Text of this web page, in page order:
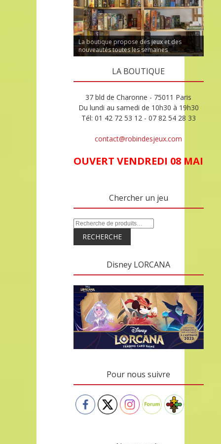
La boutique propose des jeux et des
nouveautés toutes les semaines
LA BOUTIQUE
37 bld de Charonne - 75011 Paris
Du lundi au samedi de 10h30 à 19h30
Tél: 01 42 72 53 12 - 07 82 54 28 33
contact@robindesjeux.com
OUVERT VENDREDI 08 MAI
Chercher un jeu
RECHERCHE
Disney LORCANA
Pour nous suivre